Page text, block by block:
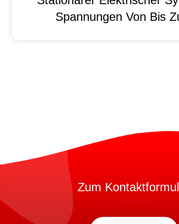
Spannungen Von Bis
Zum